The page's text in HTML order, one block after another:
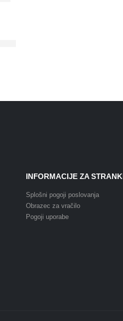
INFORMACIJE ZA
Splošni pogoji poslovanja
Obrazec za vračilo
Pogoji uporabe